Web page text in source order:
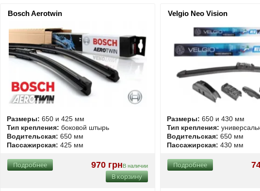
Bosch Aerotwin
Размеры: 650 и 425 мм
Тип крепления: боковой штырь
Водительская: 650 мм
Пассажирская: 425 мм
970 грнВ наличии
Подробнее
В корзину
Velgio Neo Vision
Размеры: 650 и 430 мм
Тип крепления:
Водительская: 650 мм
Пассажирская: 430 мм
Подробнее